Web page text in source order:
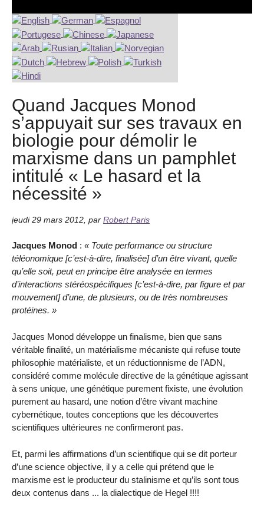
Quand Jacques Monod
s’appuyait sur ses travaux en
biologie pour démolir le
marxisme dans un pamphlet
intitulé « Le hasard et la
nécessité »
jeudi 29 mars 2012 par Robert Paris
Jacques Monod : « Toute performance ou structure
téléonomique [c’est-à-dire, finalisée] d’un être vivant, quelle
qu’elle soit, peut en principe être analysée en termes
d’interactions stéréospécifiques [c’est-à-dire, par figure et par
mouvement] d’une, de plusieurs, ou de très nombreuses
protéines. »
Jacques Monod développe un finalisme, bien que sans
véritable finalité, un matérialisme mécaniste qui refuse toute
philosophie matérialiste, et un réductionnisme de l’ADN,
considéré comme molécule directive de la génétique agissant
à sens unique, une génétique purement fixiste, une évolution
purement au hasard, une notion d’être vivant machine
cybernétique, toutes conceptions que les découvertes
scientifiques ultérieures ne confirmeront pas.
Et, parmi les affirmations d’un scientifique qui se dit porteur
d’une science objective, il y a celle qui prétend que le
marxisme est le producteur du stalinisme et qu’ils sont tous
deux contenus dans ... la dialectique de Hegel !!!!